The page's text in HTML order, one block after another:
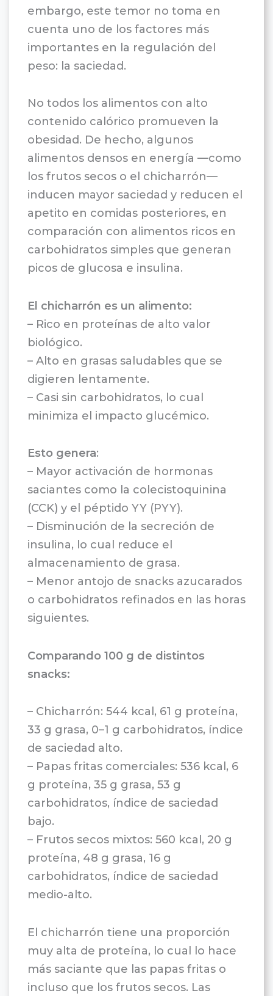
embargo, este temor no toma en
cuenta uno de los factores más
importantes en la regulación del
peso: la saciedad.
No todos los alimentos con alto
contenido calórico promueven la
obesidad. De hecho, algunos
alimentos densos en energía —como
los frutos secos o el chicharrón—
inducen mayor saciedad y reducen el
apetito en comidas posteriores, en
comparación con alimentos ricos en
carbohidratos simples que generan
picos de glucosa e insulina.
El chicharrón es un alimento:
– Rico en proteínas de alto valor
biológico.
– Alto en grasas saludables que se
digieren lentamente.
– Casi sin carbohidratos, lo cual
minimiza el impacto glucémico.
Esto genera:
– Mayor activación de hormonas
saciantes como la colecistoquinina
(CCK) y el péptido YY (PYY).
– Disminución de la secreción de
insulina, lo cual reduce el
almacenamiento de grasa.
– Menor antojo de snacks azucarados
o carbohidratos refinados en las horas
siguientes.
Comparando 100 g de distintos
snacks:
– Chicharrón: 544 kcal, 61 g proteína,
33 g grasa, 0–1 g carbohidratos, índice
de saciedad alto.
– Papas fritas comerciales: 536 kcal, 6
g proteína, 35 g grasa, 53 g
carbohidratos, índice de saciedad
bajo.
– Frutos secos mixtos: 560 kcal, 20 g
proteína, 48 g grasa, 16 g
carbohidratos, índice de saciedad
medio-alto.
El chicharrón tiene una proporción
muy alta de proteína, lo cual lo hace
más saciante que las papas fritas o
incluso que los frutos secos. Las